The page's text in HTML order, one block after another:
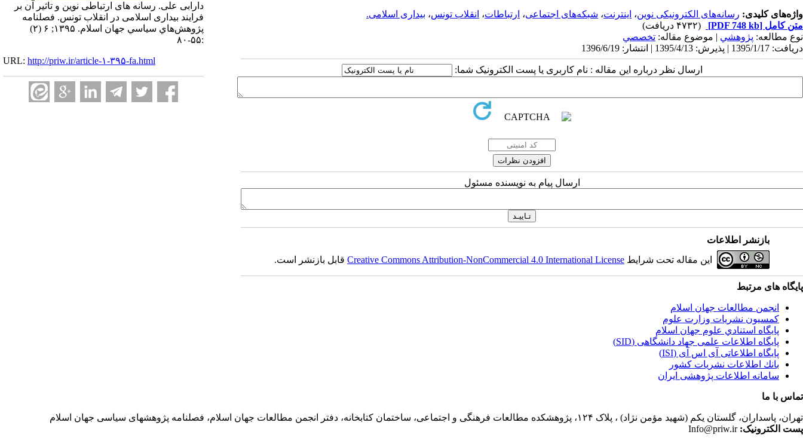
دارابی علی. رسانه های ارتباطی نوین و تاثیر آن بر
فرایند بیداری اسلامی در انقلاب تونس. فصلنامه
پژوهش‌هاي سياسي جهان اسلام. ۱۳۹۵; ۶ (۲)
:۵۵-۸۰
URL: http://priw.ir/article-۱-۳۹۵-fa.html
واژه‌های کلیدی: رسانه‌های الکترونیکی ‌نوین، اینترنت، شبکه‌های ‌اجتماعی، ارتباطات، انقلاب تونس، بیداری ‌اسلامی.
متن کامل [PDF 748 kb]
(۴۷۳۲ دریافت)
نوع مطالعه: پژوهشي | موضوع مقاله: تخصصي
دریافت: 1395/1/17 | پذیرش: 1395/4/13 | انتشار: 1396/6/19
ارسال نظر درباره این مقاله : نام کاربری یا پست الکترونیک شما:
ارسال پیام به نویسنده مسئول
بازنشر اطلاعات
این مقاله تحت شرایط Creative Commons Attribution-NonCommercial 4.0 International Licenseقابل بازنشر است.
پایگاه های مرتبط
انجمن مطالعات جهان اسلام
کمسیون نشریات وزارت علوم
پايگاه استنادي علوم جهان اسلام
پایگاه اطلاعات علمی جهاد دانشگاهی (SID)
پایگاه اطلاعاتی آی اس آی (ISI)
بانك اطلاعات نشريات كشور
سامانه اطلاعات پژوهشی ایران
تماس با ما
تهران، پاسداران، گلستان یکم (شهید مؤمن نژاد) ، پلاک ۱۲۴، پژوهشکده مطالعات فرهنگی و اجتماعی، ساختمان کتابخانه، دفتر انجمن مطالعات جهان اسلام، فصلنامه پژوهشهای سیاسی جهان اسلام
پست الکترونیک:Info@priw.ir